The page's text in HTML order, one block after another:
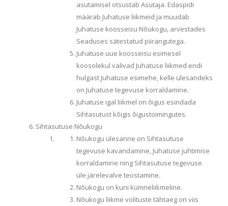
asutamisel otsustab Asutaja. Edaspidi
määrab Juhatuse liikmeid ja muudab
Juhatuse koosseisu Nõukogu, arvestades
Seaduses sätestatud piirangutega.
Juhatuse uue koosseisu esimesel
koosolekul valivad Juhatuse liikmed endi
hulgast Juhatuse esimehe, kelle ülesandeks
on Juhatuse tegevuse korraldamine.
Juhatuse igal liikmel on õigus esindada
Sihtasutust kõigis õigustoimingutes.
Sihtasutuse Nõukogu
Nõukogu ülesanne on Sihtasutuse
tegevuse kavandamine, Juhatuse juhtimise
korraldamine ning Sihtasutuse tegevuse
üle järelevalve teostamine.
Nõukogu on kuni kümneliikmeline.
Nõukogu liikme volituste tähtaeg on viis